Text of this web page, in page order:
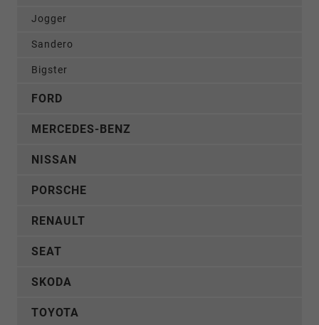
Jogger
Sandero
Bigster
FORD
MERCEDES-BENZ
NISSAN
PORSCHE
RENAULT
SEAT
SKODA
TOYOTA